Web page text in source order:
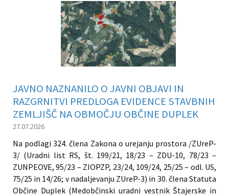
JAVNO NAZNANILO O JAVNI OBJAVI IN
RAZGRNITVI PREDLOGA EVIDENCE STAVBNIH
ZEMLJIŠČ NA OBMOČJU OBČINE DUPLEK
27.07.2026
Na podlagi 324. člena Zakona o urejanju prostora /ZUreP-
3/ (Uradni list RS, št. 199/21, 18/23 – ZDU-10, 78/23 –
ZUNPEOVE, 95/23 – ZIOPZP, 23/24, 109/24, 25/25 – odl. US,
75/25 in 14/26; v nadaljevanju ZUreP-3) in 30. člena Statuta
Občine Duplek (Medobčinski uradni vestnik Štajerske in